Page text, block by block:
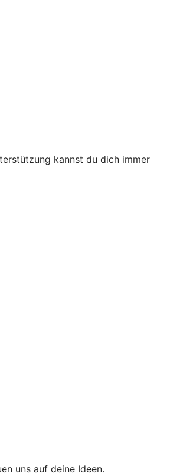
kannst du dich immer
uns auf deine Ideen.